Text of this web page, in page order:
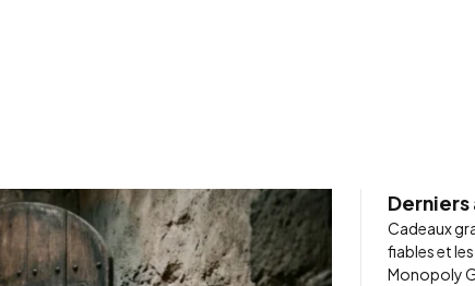
Cadeaux
fiables et
Monopoly